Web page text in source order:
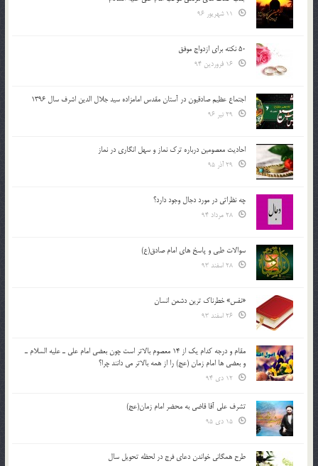
50 نکته برای ازدواج موفق
اجتماع عظیم صادقیون در آستان مقدس امامزاده سید جلال الدین اشرف سال 1396
احادیث معصومین درباره ترک نماز و سهل انگاری در نماز
چه نظراتی در مورد دجال وجود دارد؟
سوالات طبی و پاسخ های امام صادق(ع)
«نفس» خطرناک ترین دشمن انسان
مقام و درجه كدام يك از 14 معصوم بالاتر است چون بعضي امام علي ـ عليه السلام ـ
و بعضي ها امام زمان (عج) را از همه بالاتر مي دانند چرا؟
تشرف علي آقا قاضي به محضر امام زمان(عج)
طرح همگانی خواندن دعای فرج در لحظه تحویل سال